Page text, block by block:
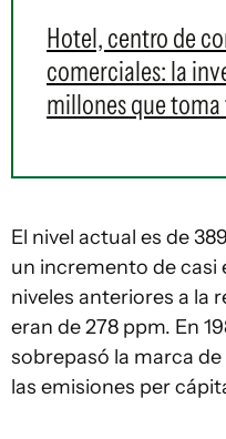
Hotel, centro de
comerciales: la
millones que
El nivel actual es de
un incremento de casi
niveles anteriores a la
eran de 278 ppm. En
sobrepasó la marca
las emisiones per